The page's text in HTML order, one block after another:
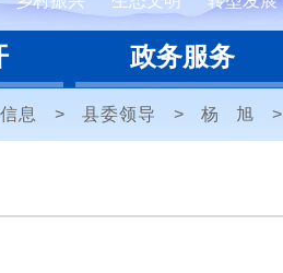
政务服务
息 > 县委领导 > 杨 旭 >